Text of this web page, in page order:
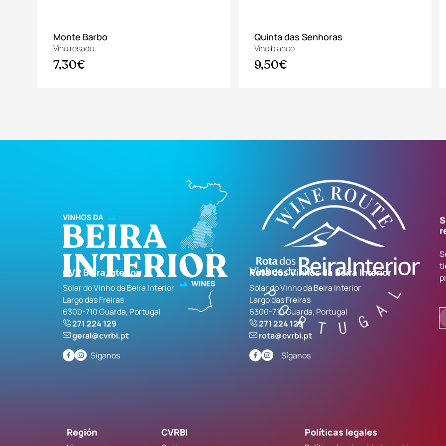
Monte Barbo
Vino rosado
7,30€
Quinta das Senhoras
Vino blanco
9,50€
CVR Beira Interior
Solar do Vinho da Beira Interior
Largo das Freiras
6300-710 Guarda, Portugal
271 224 129
geral@cvrbi.pt
Síganos
Rota dos Vinhos da Beira Interior
Solar do Vinho da Beira Interior
Largo das Freiras
6300-710 Guarda, Portugal
271 224 129
rota@cvrbi.pt
Síganos
Región CVRBI Políticas legales